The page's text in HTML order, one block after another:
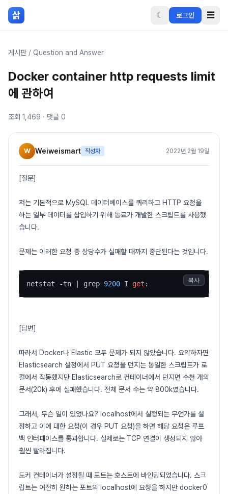
본문 바로가기
삵 ☾ 로그인 ☰
게시판 / Question and Answer
Docker container http requests limit
에 관하여
조회 1,469 · 댓글 0
W Weiweismart 작성자 2022년 2월 19일
[질문]
저는 기본적으로 MySQL 데이터베이스를 쿼리하고 HTTP 요청을
하는 일부 데이터를 삽입하기 위해 동료가 개발한 스크립트를 사용했
습니다.
문제는 이러한 요청 중 상당수가 실패할 때까지 중단된다는 것입니다.
netstat -tn | grep 9200 I get : 복사
[답변]
따라서 Docker나 Elastic 모두 문제가 되지 않았습니다. 요약하자면
Elasticsearch 설정에서 PUT 요청을 던지는 동일한 스크립트가 로
컬에서 작동했지만 Elasticsearch로 컨테이너에서 던지면 수천 개의
문서(20k) 후에 실패했습니다. 전체 문서 수는 약 800k였습니다.
그래서, 무슨 일이 있었나요? localhost에서 실행되는 무언가를 설
정하고 이에 대한 요청(이 경우 PUT 요청)을 하면 해당 요청은 루프
백 인터페이스를 통과합니다. 실제로는 TCP 연결이 생성되지 않아
훨씬 빨라집니다.
도커 컨테이너가 설정될 때 포트는 호스트에 바인딩되었습니다. 스크
립트는 여전히 원하는 포트의 localhost에 요청을 하지만 docker0